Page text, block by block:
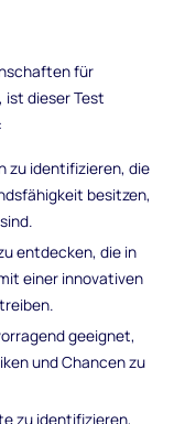
für
ist dieser Test
zu identifizieren, die
besitzen,
entdecken, die in
einer innovativen
geeignet,
und Chancen zu
zu identifizieren,